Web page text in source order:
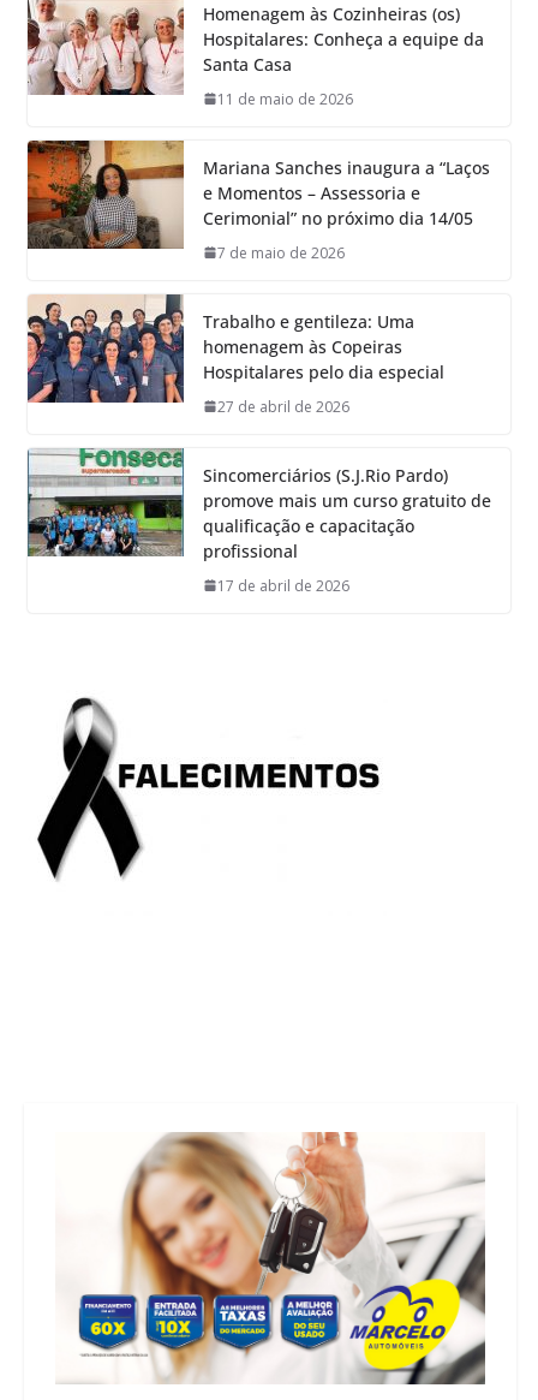
Homenagem às Cozinheiras (os)
Hospitalares: Conheça a equipe da
Santa Casa
11 de maio de 2026
Mariana Sanches inaugura a “Laços
e Momentos – Assessoria e
Cerimonial” no próximo dia 14/05
7 de maio de 2026
Trabalho e gentileza: Uma
homenagem às Copeiras
Hospitalares pelo dia especial
27 de abril de 2026
Sincomerciários (S.J.Rio Pardo)
promove mais um curso gratuito de
qualificação e capacitação
profissional
17 de abril de 2026